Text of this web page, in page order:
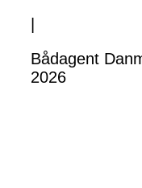
Bådagent
2026